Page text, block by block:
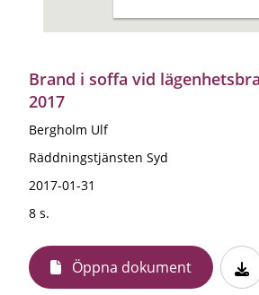
Brand i soffa vid
2017
Bergholm Ulf
Räddningstjänsten Syd
2017-01-31
8 s.
Öppna dokument